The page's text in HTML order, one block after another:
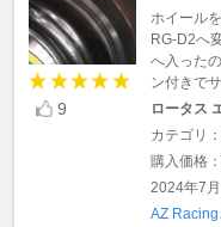
9
ホイール
RG-D2へ
へ入った
ン付きで
ロータス
カテゴリ
購入価格
2024年7
AZ Racing